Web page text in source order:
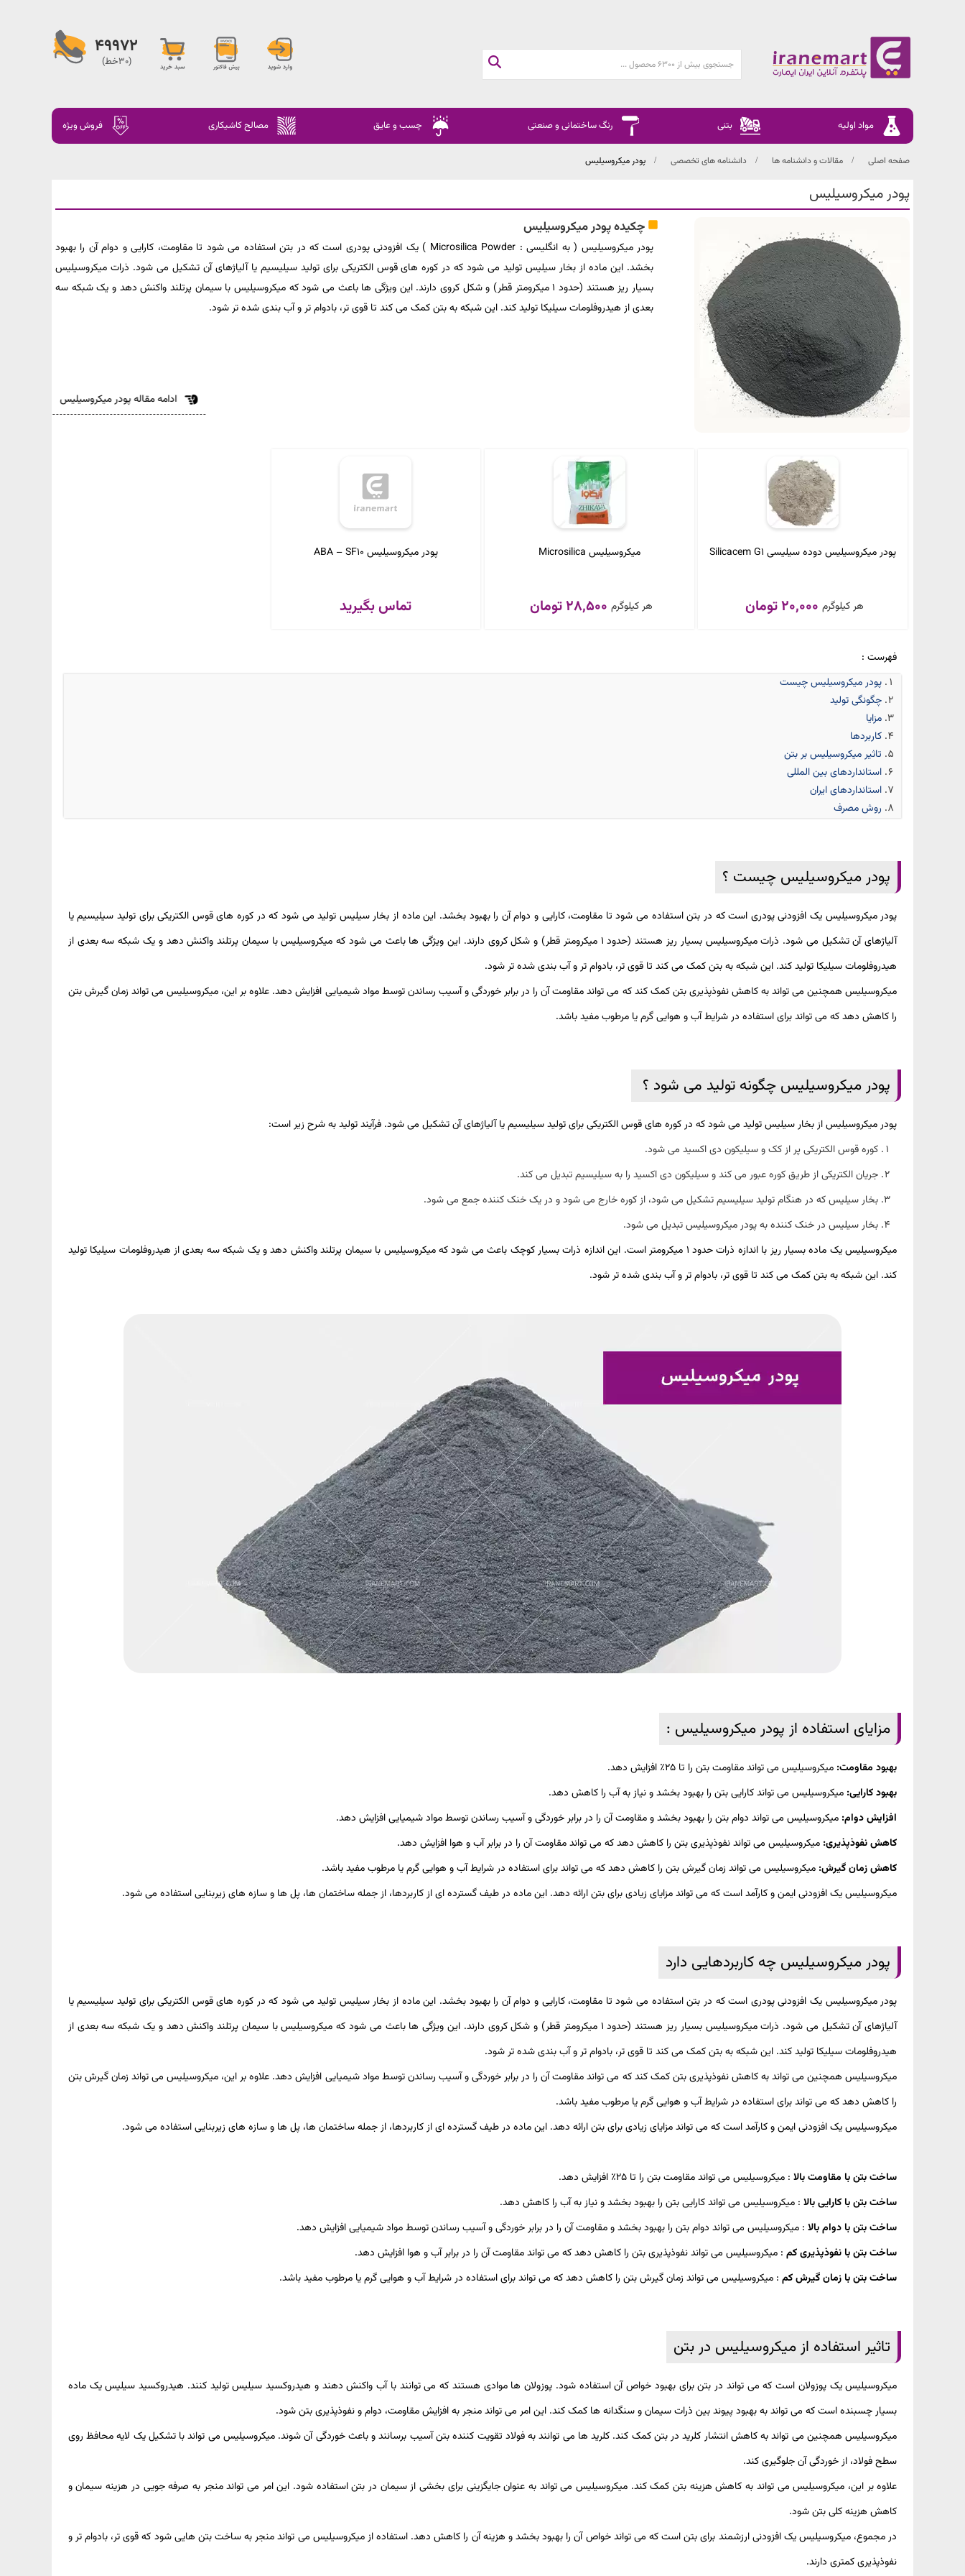
49972
(30خط)
مواد اولیه بتنی رنگ ساختمانی و صنعتی چسب و عایق مصالح کاشیکاری فروش ویژه
صفحه اصلی مقالات و دانشنامه ها دانشنامه های تخصصی پودر میکروسیلیس
پودر میکروسیلیس
چکیده پودر میکروسیلیس
پودر میکروسیلیس ( به انگلیسی : Microsilica Powder ) یک افزودنی پودری است که در بتن استفاده می شود تا مقاومت، کارایی و دوام آن را بهبود
بخشد. این ماده از بخار سیلیس تولید می شود که در کوره های قوس الکتریکی برای تولید سیلیسیم یا آلیاژهای آن تشکیل می شود. ذرات میکروسیلیس
بسیار ریز هستند (حدود 1 میکرومتر قطر) و شکل کروی دارند. این ویژگی ها باعث می شود که میکروسیلیس با سیمان پرتلند واکنش دهد و یک شبکه سه
بعدی از هیدروفلومات سیلیکا تولید کند. این شبکه به بتن کمک می کند تا قوی تر، بادوام تر و آب بندی شده تر شود.
ادامه مقاله پودر میکروسیلیس
پودر میکروسیلیس دوده‌ سیلیسی Silicacem G1
20,000 تومان هر کیلوگرم
میکروسیلیس Microsilica
28,500 تومان هر کیلوگرم
پودر میکروسیلیس ABA – SF10
تماس بگیرید
فهرست :
​پودر میکروسیلیس چیست
چگونگی تولید
مزایا
کاربردها
تاثیر میکروسیلیس بر بتن
استانداردهای بین المللی
استانداردهای ایران
روش مصرف
پودر میکروسیلیس چیست ؟
پودر میکروسیلیس یک افزودنی پودری است که در بتن استفاده می شود تا مقاومت، کارایی و دوام آن را بهبود بخشد. این ماده از بخار سیلیس تولید می شود که در کوره های قوس الکتریکی برای تولید سیلیسیم یا
آلیاژهای آن تشکیل می شود. ذرات میکروسیلیس بسیار ریز هستند (حدود 1 میکرومتر قطر) و شکل کروی دارند. این ویژگی ها باعث می شود که میکروسیلیس با سیمان پرتلند واکنش دهد و یک شبکه سه بعدی از
هیدروفلومات سیلیکا تولید کند. این شبکه به بتن کمک می کند تا قوی تر، بادوام تر و آب بندی شده تر شود.
میکروسیلیس همچنین می تواند به کاهش نفوذپذیری بتن کمک کند که می تواند مقاومت آن را در برابر خوردگی و آسیب رساندن توسط مواد شیمیایی افزایش دهد. علاوه بر این، میکروسیلیس می تواند زمان گیرش بتن
را کاهش دهد که می تواند برای استفاده در شرایط آب و هوایی گرم یا مرطوب مفید باشد.
پودر میکروسیلیس چگونه تولید می شود ؟
پودر میکروسیلیس از بخار سیلیس تولید می شود که در کوره های قوس الکتریکی برای تولید سیلیسیم یا آلیاژهای آن تشکیل می شود. فرآیند تولید به شرح زیر است:
کوره قوس الکتریکی پر از کک و سیلیکون دی اکسید می شود.
جریان الکتریکی از طریق کوره عبور می کند و سیلیکون دی اکسید را به سیلیسیم تبدیل می کند.
بخار سیلیس که در هنگام تولید سیلیسیم تشکیل می شود، از کوره خارج می شود و در یک خنک کننده جمع می شود.
بخار سیلیس در خنک کننده به پودر میکروسیلیس تبدیل می شود.
میکروسیلیس یک ماده بسیار ریز با اندازه ذرات حدود 1 میکرومتر است. این اندازه ذرات بسیار کوچک باعث می شود که میکروسیلیس با سیمان پرتلند واکنش دهد و یک شبکه سه بعدی از هیدروفلومات سیلیکا تولید
کند. این شبکه به بتن کمک می کند تا قوی تر، بادوام تر و آب بندی شده تر شود.
مزایای استفاده از پودر میکروسیلیس :
بهبود مقاومت: میکروسیلیس می تواند مقاومت بتن را تا 25٪ افزایش دهد.
بهبود کارایی: میکروسیلیس می تواند کارایی بتن را بهبود بخشد و نیاز به آب را کاهش دهد.
افزایش دوام: میکروسیلیس می تواند دوام بتن را بهبود بخشد و مقاومت آن را در برابر خوردگی و آسیب رساندن توسط مواد شیمیایی افزایش دهد.
کاهش نفوذپذیری: میکروسیلیس می تواند نفوذپذیری بتن را کاهش دهد که می تواند مقاومت آن را در برابر آب و هوا افزایش دهد.
کاهش زمان گیرش: میکروسیلیس می تواند زمان گیرش بتن را کاهش دهد که می تواند برای استفاده در شرایط آب و هوایی گرم یا مرطوب مفید باشد.
میکروسیلیس یک افزودنی ایمن و کارآمد است که می تواند مزایای زیادی برای بتن ارائه دهد. این ماده در طیف گسترده ای از کاربردها، از جمله ساختمان ها، پل ها و سازه های زیربنایی استفاده می شود.
پودر میکروسیلیس چه کاربردهایی دارد
پودر میکروسیلیس یک افزودنی پودری است که در بتن استفاده می شود تا مقاومت، کارایی و دوام آن را بهبود بخشد. این ماده از بخار سیلیس تولید می شود که در کوره های قوس الکتریکی برای تولید سیلیسیم یا
آلیاژهای آن تشکیل می شود. ذرات میکروسیلیس بسیار ریز هستند (حدود 1 میکرومتر قطر) و شکل کروی دارند. این ویژگی ها باعث می شود که میکروسیلیس با سیمان پرتلند واکنش دهد و یک شبکه سه بعدی از
هیدروفلومات سیلیکا تولید کند. این شبکه به بتن کمک می کند تا قوی تر، بادوام تر و آب بندی شده تر شود.
میکروسیلیس همچنین می تواند به کاهش نفوذپذیری بتن کمک کند که می تواند مقاومت آن را در برابر خوردگی و آسیب رساندن توسط مواد شیمیایی افزایش دهد. علاوه بر این، میکروسیلیس می تواند زمان گیرش بتن
را کاهش دهد که می تواند برای استفاده در شرایط آب و هوایی گرم یا مرطوب مفید باشد.
میکروسیلیس یک افزودنی ایمن و کارآمد است که می تواند مزایای زیادی برای بتن ارائه دهد. این ماده در طیف گسترده ای از کاربردها، از جمله ساختمان ها، پل ها و سازه های زیربنایی استفاده می شود.
ساخت بتن با مقاومت بالا: میکروسیلیس می تواند مقاومت بتن را تا 25٪ افزایش دهد.
ساخت بتن با کارایی بالا: میکروسیلیس می تواند کارایی بتن را بهبود بخشد و نیاز به آب را کاهش دهد.
ساخت بتن با دوام بالا: میکروسیلیس می تواند دوام بتن را بهبود بخشد و مقاومت آن را در برابر خوردگی و آسیب رساندن توسط مواد شیمیایی افزایش دهد.
ساخت بتن با نفوذپذیری کم: میکروسیلیس می تواند نفوذپذیری بتن را کاهش دهد که می تواند مقاومت آن را در برابر آب و هوا افزایش دهد.
ساخت بتن با زمان گیرش کم: میکروسیلیس می تواند زمان گیرش بتن را کاهش دهد که می تواند برای استفاده در شرایط آب و هوایی گرم یا مرطوب مفید باشد.
تاثیر استفاده از میکروسیلیس در بتن
میکروسیلیس یک پوزولان است که می تواند در بتن برای بهبود خواص آن استفاده شود. پوزولان ها موادی هستند که می توانند با آب واکنش دهند و هیدروکسید سیلیس تولید کنند. هیدروکسید سیلیس یک ماده
بسیار چسبنده است که می تواند به بهبود پیوند بین ذرات سیمان و سنگدانه ها کمک کند. این امر می تواند منجر به افزایش مقاومت، دوام و نفوذپذیری بتن شود.
میکروسیلیس همچنین می تواند به کاهش انتشار کلرید در بتن کمک کند. کلرید ها می توانند به فولاد تقویت کننده بتن آسیب برسانند و باعث خوردگی آن شوند. میکروسیلیس می تواند با تشکیل یک لایه محافظ روی
سطح فولاد، از خوردگی آن جلوگیری کند.
علاوه بر این، میکروسیلیس می تواند به کاهش هزینه بتن کمک کند. میکروسیلیس می تواند به عنوان جایگزینی برای بخشی از سیمان در بتن استفاده شود. این امر می تواند منجر به صرفه جویی در هزینه سیمان و
کاهش هزینه کلی بتن شود.
در مجموع، میکروسیلیس یک افزودنی ارزشمند برای بتن است که می تواند خواص آن را بهبود بخشد و هزینه آن را کاهش دهد. استفاده از میکروسیلیس می تواند منجر به ساخت بتن هایی شود که قوی تر، بادوام تر و
نفوذپذیری کمتری دارند.